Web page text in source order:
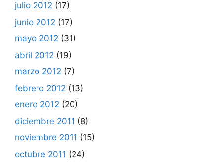
julio 2012 (17)
junio 2012 (17)
mayo 2012 (31)
abril 2012 (19)
marzo 2012 (7)
febrero 2012 (13)
enero 2012 (20)
diciembre 2011 (8)
noviembre 2011 (15)
octubre 2011 (24)